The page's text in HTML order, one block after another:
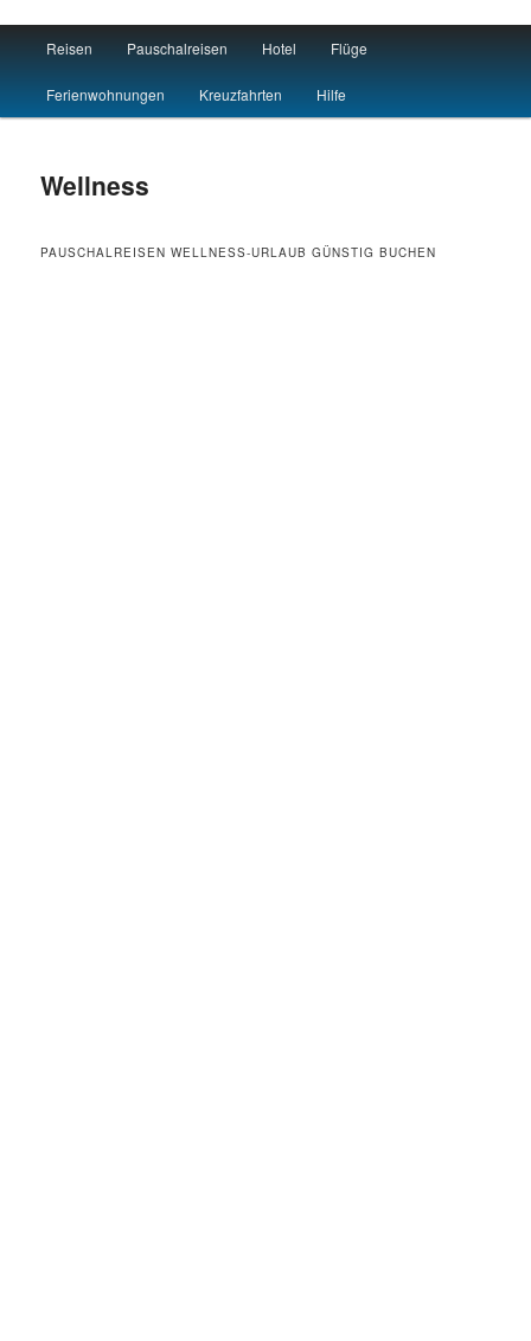
Travel : De
Skip to primary content
Skip to secondary content
Reisen Pauschalreisen Hotel Flüge
Ferienwohnungen Kreuzfahrten Hilfe
Wellness
PAUSCHALREISEN WELLNESS-URLAUB GÜNSTIG BUCHEN